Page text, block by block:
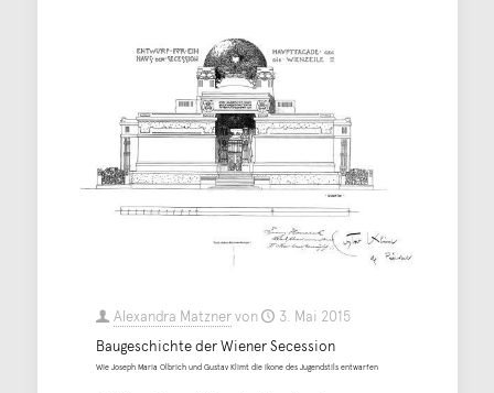
Alexandra Matznervon
3. Mai 2015
Baugeschichte der Wiener Secession
Wie Joseph Maria Olbrich und Gustav Klimt die Ikone des Jugendstils entwarfen